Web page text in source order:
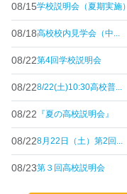
08/15学校説明会（夏期実施）
08/18高校校内見学会（中...
08/22第4回学校説明会
08/228/22(土)10:30高校普...
08/22 『夏の高校説明会』
08/228月22日（土）第2回...
08/23第３回高校説明会